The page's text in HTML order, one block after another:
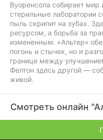
Вуоренсола собирает мир
стерильные лаборатории
пыль скрипит на зубах.
ресурсом, а борьба за
измененным. «Альтер»
погонь и стычек, но и
границе между
Фелтон здесь другой —
живой.
Смотреть онлайн